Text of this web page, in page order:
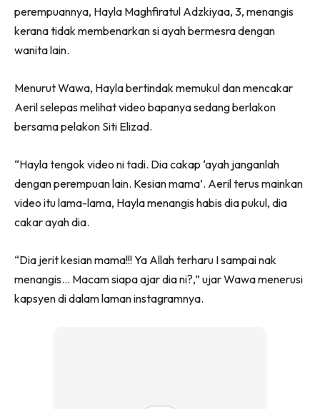
perempuannya, Hayla Maghfiratul Adzkiyaa, 3, menangis
kerana tidak membenarkan si ayah bermesra dengan
wanita lain.
Menurut Wawa, Hayla bertindak memukul dan mencakar
Aeril selepas melihat video bapanya sedang berlakon
bersama pelakon Siti Elizad.
“Hayla tengok video ni tadi. Dia cakap ‘ayah janganlah
dengan perempuan lain. Kesian mama’. Aeril terus mainkan
video itu lama-lama, Hayla menangis habis dia pukul, dia
cakar ayah dia.
“Dia jerit kesian mama!!! Ya Allah terharu I sampai nak
menangis… Macam siapa ajar dia ni?,” ujar Wawa menerusi
kapsyen di dalam laman instagramnya.